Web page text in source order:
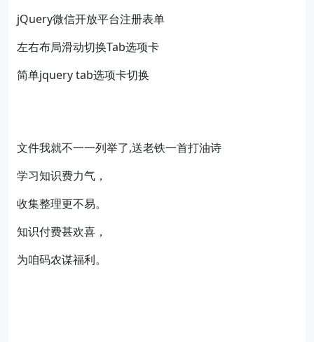
jQuery微信开放平台注册表单
左右布局滑动切换Tab选项卡
简单jquery tab选项卡切换
文件我就不一一列举了,送老铁一首打油诗
学习知识费力气，
收集整理更不易。
知识付费甚欢喜，
为咱码农谋福利。